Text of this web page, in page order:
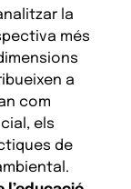
la
més
a
com
els
de